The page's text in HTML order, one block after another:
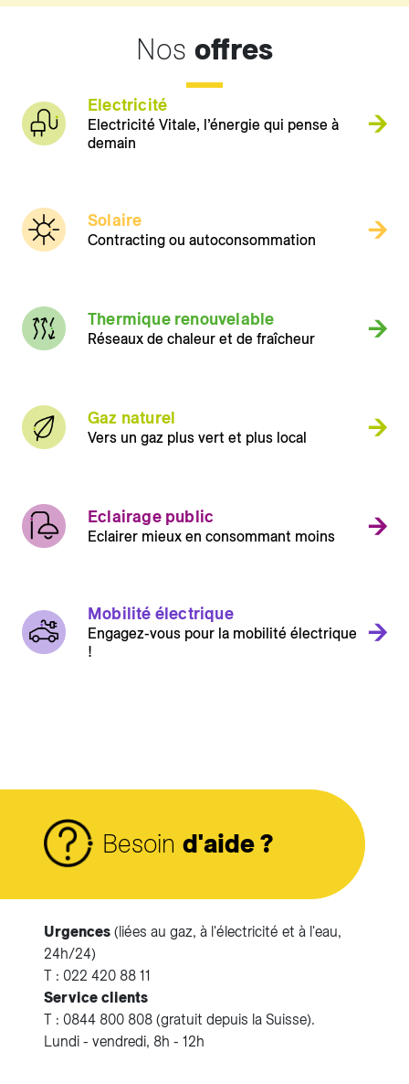
Nos offres
Electricité
Electricité Vitale, l’énergie qui pense à
demain
Solaire
Contracting ou autoconsommation
Thermique renouvelable
Réseaux de chaleur et de fraîcheur
Gaz naturel
Vers un gaz plus vert et plus local
Eclairage public
Eclairer mieux en consommant moins
Mobilité électrique
Engagez-vous pour la mobilité électrique
!
Besoin d'aide ?
Urgences (liées au gaz, à l'électricité et à l'eau,
24h/24)
T : 022 420 88 11
Service clients
T : 0844 800 808 (gratuit depuis la Suisse).
Lundi - vendredi, 8h - 12h